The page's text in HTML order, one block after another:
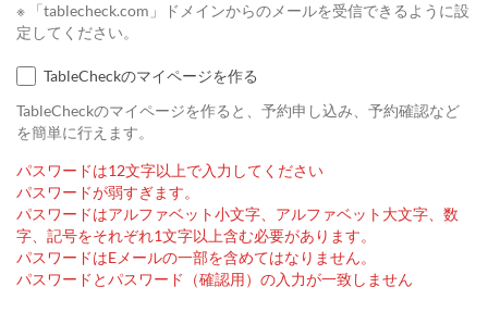
※ 「tablecheck.com」ドメインからのメールを受信できるように設
定してください。
TableCheckのマイページを作る
TableCheckのマイページを作ると、予約申し込み、予約確認など
を簡単に行えます。
パスワードは12文字以上で入力してください
パスワードが弱すぎます。
パスワードはアルファベット小文字、アルファベット大文字、数
字、記号をそれぞれ1文字以上含む必要があります。
パスワードはEメールの一部を含めてはなりません。
パスワードとパスワード（確認用）の入力が一致しません